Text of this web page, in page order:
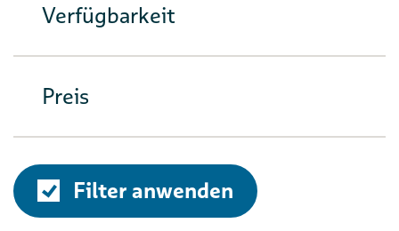
Verfügbarkeit
Preis
Filter anwenden